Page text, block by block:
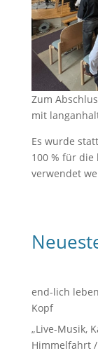
Zum
mit
Es wurde
100 % für
verwendet
end-lich
Kopf
„Live-Musik,
Himmelfahrt